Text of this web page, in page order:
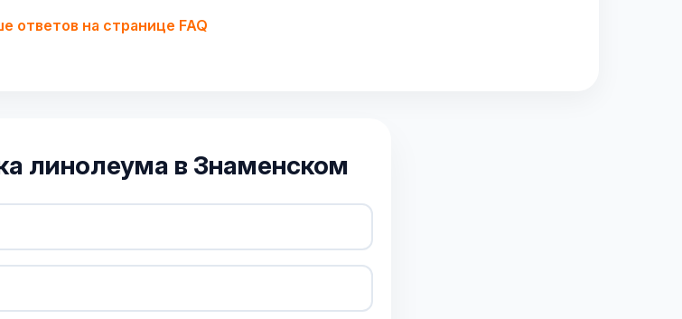
ответов на странице FAQ
линолеума в Знаменском